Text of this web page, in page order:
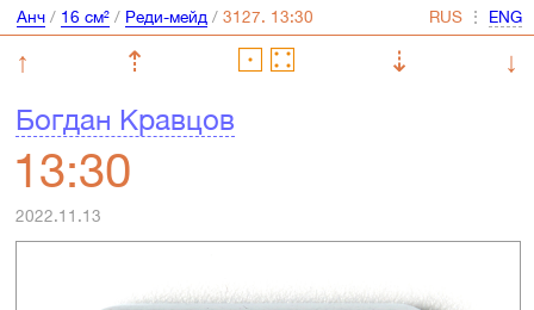
Анч/ 16 см²/ Реди-мейд/ ⋮
↑ ⇡ ⇣
↓
Богдан Кравцов
13:30
2022.11.13